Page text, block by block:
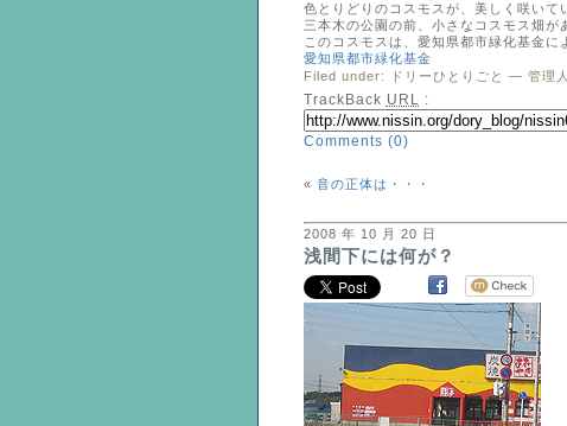
色とりどりのコスモスが、美しく咲いて
三本木の公園の前、小さなコスモス畑が
このコスモスは、愛知県都市緑化基金に
愛知県都市緑化基金
Filed under:
ドリーひとりごと — 管理
TrackBack URL :
Comments (0)
« 音の正体は・・・
2008 年 10 月 20 日
浅間下には何が？